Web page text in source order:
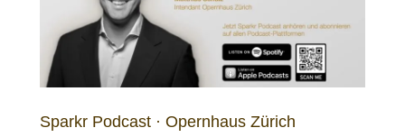
Sparkr Podcast · Opernhaus Zürich